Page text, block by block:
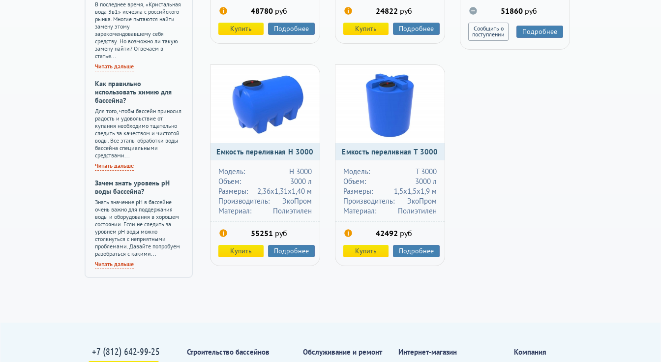
48780руб
Купить Подробнее
24822 руб
Купить Подробнее
51860руб
Сообщить о
поступлении
Подробнее
Емкость переливная H 3000
H 3000
Модель:
3000 л
Объем:
2,36х1,31х1,40 м
Размеры:
ЭкоПром
Производитель:
Полиэтилен
Материал:
55251 руб
Купить Подробнее
Емкость переливная T 3000
T 3000
Модель:
3000 л
Объем:
1,5х1,5х1,9 м
Размеры:
ЭкоПром
Производитель:
Полиэтилен
Материал:
42492 руб
Купить Подробнее
В последнее время, «Кристальная
вода 3в1» исчезла с российского
рынка. Многие пытаются найти
замену этому
зарекомендовавшему себя
средству. Но возможно ли такую
замену найти? Отвечаем в
статье...
Читать дальше
Как правильно
использовать химию для
бассейна?
Для того, чтобы бассейн приносил
радость и удовольствие от
купания необходимо тщательно
следить за качеством и чистотой
воды. Все этапы обработки воды
бассейна специальными
средствами...
Читать дальше
Зачем знать уровень pH
воды бассейна?
Знать значение pH в бассейне
очень важно для поддержания
воды и оборудования в хорошем
состоянии. Если не следить за
уровнем pH воды можно
столкнуться с неприятными
проблемами. Давайте попробуем
разобраться с какими...
Читать дальше
+7 (812) 642-99-25 Строительство бассейнов Обслуживание и ремонт Интернет-магазин Компания